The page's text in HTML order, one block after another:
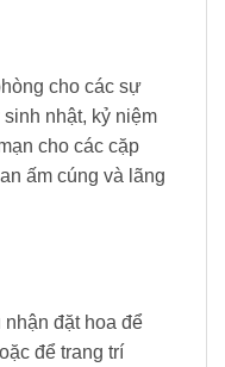
cho các sự
nhật, kỷ niệm
cho các cặp
ấm cúng và lãng
đặt hoa để
để trang trí